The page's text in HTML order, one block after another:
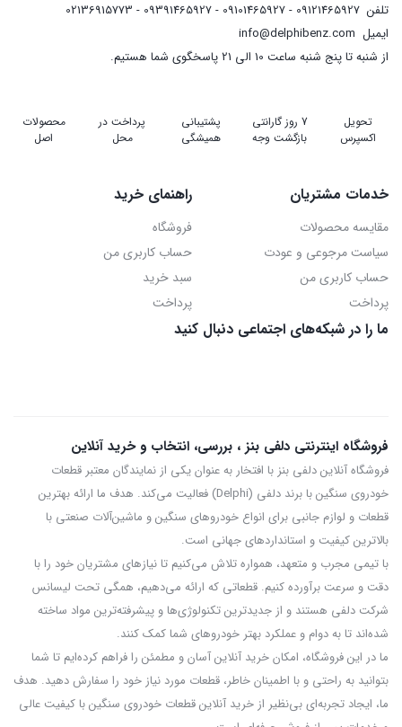
تلفن 09121465927 - 09101465927 - 09391465927 - 02136915773
ایمیل info@delphibenz.com
از شنبه تا پنج شنبه ساعت 10 الی 21 پاسخگوی شما هستیم.
تحویل
اکسپرس
7 روز گارانتی
بازگشت وجه
پشتیبانی
همیشگی
پرداخت در
محل
محصولات
اصل
خدمات مشتریان
مقایسه محصولات
سیاست مرجوعی و عودت
حساب کاربری من
پرداخت
راهنمای خرید
فروشگاه
حساب کاربری من
سبد خرید
پرداخت
ما را در شبکه‌های اجتماعی دنبال کنید
فروشگاه اینترنتی دلفی بنز ، بررسی، انتخاب و خرید آنلاین
فروشگاه آنلاین دلفی بنز با افتخار به عنوان یکی از نمایندگان معتبر قطعات
خودروی سنگین با برند دلفی (Delphi) فعالیت می‌کند. هدف ما ارائه بهترین
قطعات و لوازم جانبی برای انواع خودروهای سنگین و ماشین‌آلات صنعتی با
بالاترین کیفیت و استانداردهای جهانی است.
با تیمی مجرب و متعهد، همواره تلاش می‌کنیم تا نیازهای مشتریان خود را با
دقت و سرعت برآورده کنیم. قطعاتی که ارائه می‌دهیم، همگی تحت لیسانس
شرکت دلفی هستند و از جدیدترین تکنولوژی‌ها و پیشرفته‌ترین مواد ساخته
شده‌اند تا به دوام و عملکرد بهتر خودروهای شما کمک کنند.
ما در این فروشگاه، امکان خرید آنلاین آسان و مطمئن را فراهم کرده‌ایم تا شما
بتوانید به راحتی و با اطمینان خاطر، قطعات مورد نیاز خود را سفارش دهید. هدف
ما، ایجاد تجربه‌ای بی‌نظیر از خرید آنلاین قطعات خودروی سنگین با کیفیت عالی